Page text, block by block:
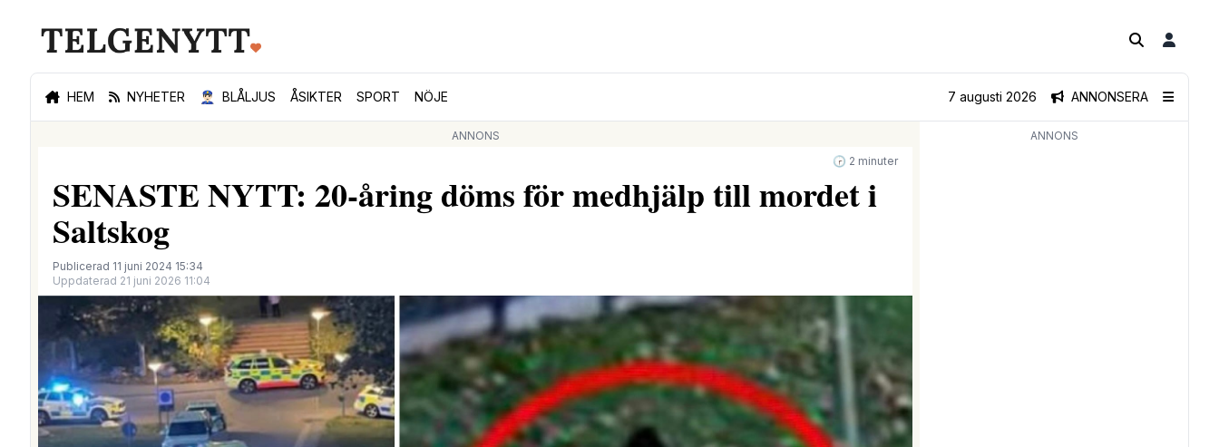
HEM NYHETER 👮🏻‍♂️ BLÅLJUS ÅSIKTER SPORT NÖJE ANNONSERA
7 augusti 2026
ANNONS
🕝 2 minuter
SENASTE NYTT: 20-åring döms för medhjälp till mordet i
Saltskog
Publicerad 11 juni 2024 15:34
Uppdaterad 21 juni 2026 11:04
ANNONS